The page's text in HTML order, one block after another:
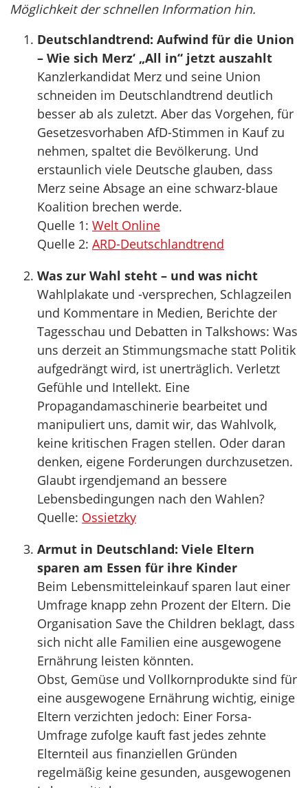
Möglichkeit der schnellen Information hin.
Deutschlandtrend: Aufwind für die Union
– Wie sich Merz‘ „All in“ jetzt auszahlt
Kanzlerkandidat Merz und seine Union
schneiden im Deutschlandtrend deutlich
besser ab als zuletzt. Aber das Vorgehen, für
Gesetzesvorhaben AfD-Stimmen in Kauf zu
nehmen, spaltet die Bevölkerung. Und
erstaunlich viele Deutsche glauben, dass
Merz seine Absage an eine schwarz-blaue
Koalition brechen werde.
Quelle 1: Welt Online
Quelle 2: ARD-Deutschlandtrend
Was zur Wahl steht – und was nicht
Wahlplakate und -versprechen, Schlagzeilen
und Kommentare in Medien, Berichte der
Tagesschau und Debatten in Talkshows: Was
uns derzeit an Stimmungsmache statt Politik
aufgedrängt wird, ist unerträglich. Verletzt
Gefühle und Intellekt. Eine
Propagandamaschinerie bearbeitet und
manipuliert uns, damit wir, das Wahlvolk,
keine kritischen Fragen stellen. Oder daran
denken, eigene Forderungen durchzusetzen.
Glaubt irgendjemand an bessere
Lebensbedingungen nach den Wahlen?
Quelle: Ossietzky
Armut in Deutschland: Viele Eltern
sparen am Essen für ihre Kinder
Beim Lebensmitteleinkauf sparen laut einer
Umfrage knapp zehn Prozent der Eltern. Die
Organisation Save the Children beklagt, dass
sich nicht alle Familien eine ausgewogene
Ernährung leisten könnten.
Obst, Gemüse und Vollkornprodukte sind für
eine ausgewogene Ernährung wichtig, einige
Eltern verzichten jedoch: Einer Forsa-
Umfrage zufolge kauft fast jedes zehnte
Elternteil aus finanziellen Gründen
regelmäßig keine gesunden, ausgewogenen